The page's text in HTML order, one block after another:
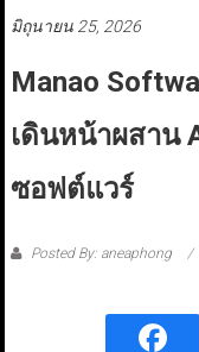
มิถุนายน 25, 2026
Manao
เดินหน้าผสาน
ซอฟต์แวร์
Posted By: aneaphong